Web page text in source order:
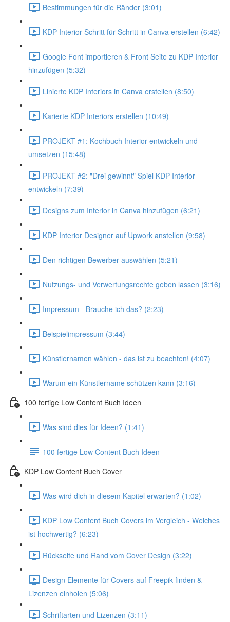
Bestimmungen für die Ränder (3:01)
KDP Interior Schritt für Schritt in Canva erstellen (6:42)
Google Font importieren & Front Seite zu KDP Interior
hinzufügen (5:32)
Linierte KDP Interiors in Canva erstellen (8:50)
Karierte KDP Interiors erstellen (10:49)
PROJEKT #1: Kochbuch Interior entwickeln und
umsetzen (15:48)
PROJEKT #2: "Drei gewinnt" Spiel KDP Interior
entwickeln (7:39)
Designs zum Interior in Canva hinzufügen (6:21)
KDP Interior Designer auf Upwork anstellen (9:58)
Den richtigen Bewerber auswählen (5:21)
Nutzungs- und Verwertungsrechte geben lassen (3:16)
Impressum - Brauche ich das? (2:23)
Beispielimpressum (3:44)
Künstlernamen wählen - das ist zu beachten! (4:07)
Warum ein Künstlername schützen kann (3:16)
100 fertige Low Content Buch Ideen
Was sind dies für Ideen? (1:41)
100 fertige Low Content Buch Ideen
KDP Low Content Buch Cover
Was wird dich in diesem Kapitel erwarten? (1:02)
KDP Low Content Buch Covers im Vergleich - Welches
ist hochwertig? (6:23)
Rückseite und Rand vom Cover Design (3:22)
Design Elemente für Covers auf Freepik finden &
Lizenzen einholen (5:06)
Schriftarten und Lizenzen (3:11)